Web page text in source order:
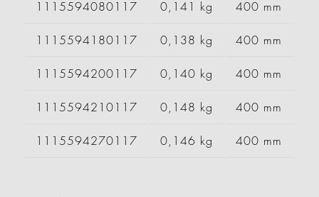
1115594080117 0,141 kg 400 mm
1115594180117 0,138 kg 400 mm
1115594200117 0,140 kg 400 mm
1115594210117 0,148 kg 400 mm
1115594270117 0,146 kg 400 mm